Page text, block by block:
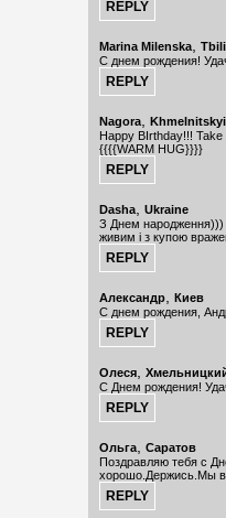
Marina Milenska,
С днем рождения!
Nagora, Khmelnitskyi
Happy BIrthday!!! Take
{{{{WARM HUG}}}}
Dasha, Ukraine
З Днем народження)))
живим і з купою
Александр, Киев
С днем рождения,
Олеся,
С Днем рождения!
Ольга, Саратов
Поздравляю тебя с
хорошо.Держись.Мы